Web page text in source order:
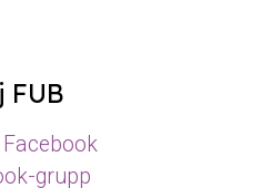
FUB
Facebook
grupp